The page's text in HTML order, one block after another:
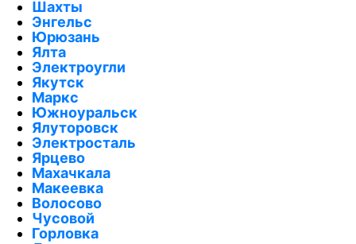
Шахты
Энгельс
Юрюзань
Ялта
Электроугли
Якутск
Маркс
Южноуральск
Ялуторовск
Электросталь
Ярцево
Махачкала
Макеевка
Волосово
Чусовой
Горловка